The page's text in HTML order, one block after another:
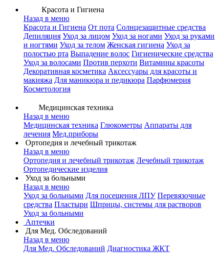
Красота и Гигиена
Назад в меню
Красота и Гигиена От пота Солнцезащитные средства
Депиляция Уход за лицом Уход за ногами Уход за руками
и ногтями Уход за телом Женская гигиена Уход за
полостью рта Выпадение волос Гигиенические средства
Уход за волосами Против перхоти Витамины красоты
Декоративная косметика Аксессуары для красоты и
макияжа Для маникюра и педикюра Парфюмерия
Косметология
Медицинская техника
Назад в меню
Медицинская техника Глюкометры Аппараты для
лечения Мед.приборы
Ортопедия и лечебный трикотаж
Назад в меню
Ортопедия и лечебный трикотаж Лечебный трикотаж
Ортопедические изделия
Уход за больными
Назад в меню
Уход за больными Для посещения ЛПУ Перевязочные
средства Пластыри Шприцы, системы для растворов
Уход за больными
Аптечки
Для Мед. Обследований
Назад в меню
Для Мед. Обследований Диагностика ЖКТ